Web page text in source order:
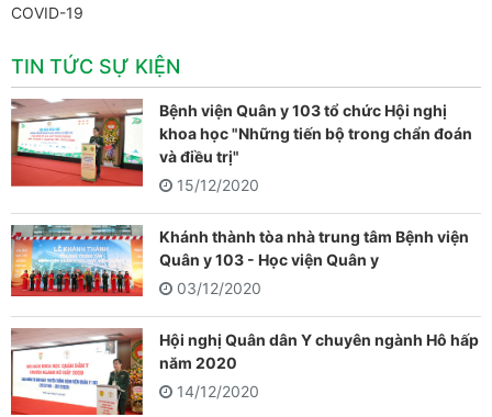
COVID-19
TIN TỨC SỰ KIỆN
Bệnh viện Quân y 103 tổ chức Hội nghị
khoa học "Những tiến bộ trong chẩn đoán
và điều trị"
15/12/2020
Khánh thành tòa nhà trung tâm Bệnh viện
Quân y 103 - Học viện Quân y
03/12/2020
Hội nghị Quân dân Y chuyên ngành Hô hấp
năm 2020
14/12/2020